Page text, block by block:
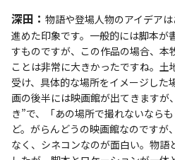
深田： 物語や登場人物のアイデア
進めた印象です。一般的には脚本が
すものですが、この作品の場合、本
ことは非常に大きかったですね。土
受け、具体的な場所をイメージした
画の後半には映画館が出てきますが
き”で、「あの場所で撮れないなら
ど。がらんどうの映画館なのですが
なく、シネコンなのが面白い。物語